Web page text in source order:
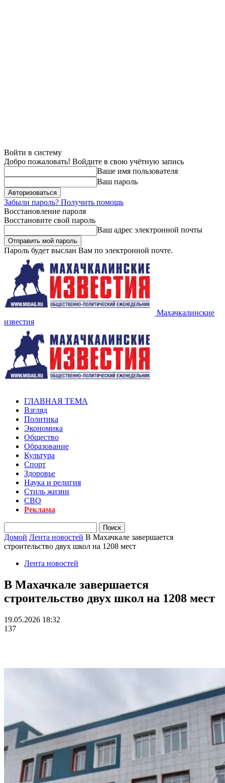
Войти в систему
Добро пожаловать! Войдите в свою учётную запись
Ваше имя пользователя
Ваш пароль
Забыли пароль? Получить помощь
Восстановление пароля
Восстановите свой пароль
Ваш адрес электронной почты
Пароль будет выслан Вам по электронной почте.
Махачкалинские
известия
ГЛАВНАЯ ТЕМА
Взгляд
Политика
Экономика
Общество
Образование
Культура
Спорт
Здоровье
Наука и религия
Стиль жизни
СВО
Реклама
Домой Лента новостей В Махачкале завершается
строительство двух школ на 1208 мест
Лента новостей
В Махачкале завершается
строительство двух школ на 1208 мест
19.05.2026 18:32
137